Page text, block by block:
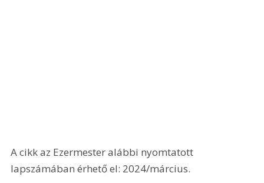
A cikk az Ezermester alábbi nyomtatott
lapszámában érhető el: 2024/március.